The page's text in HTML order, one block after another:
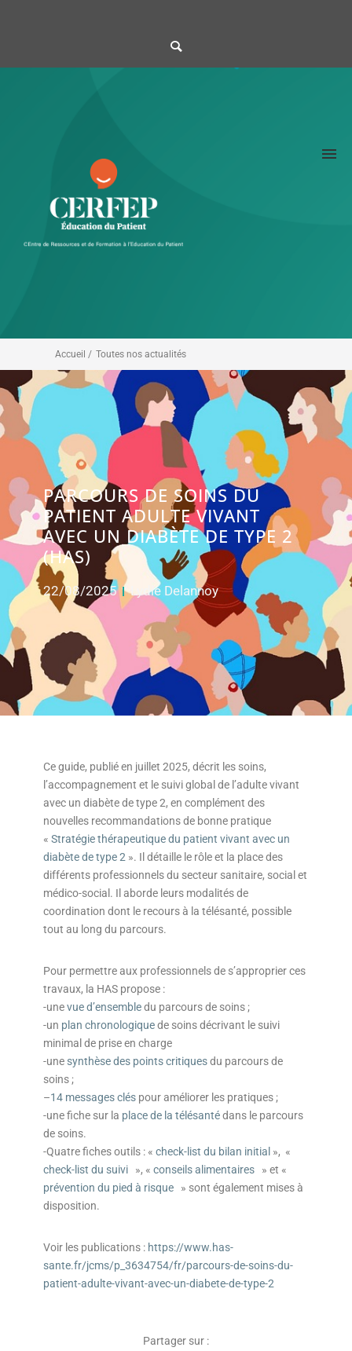
Accueil / Toutes nos actualités
PARCOURS DE SOINS DU
PATIENT ADULTE VIVANT
AVEC UN DIABÈTE DE TYPE 2
(HAS)
22/08/2025 Lydie Delannoy
Ce guide, publié en juillet 2025, décrit les soins,
l’accompagnement et le suivi global de l’adulte vivant
avec un diabète de type 2, en complément des
nouvelles recommandations de bonne pratique
« Stratégie thérapeutique du patient vivant avec un
diabète de type 2 ». Il détaille le rôle et la place des
différents professionnels du secteur sanitaire, social et
médico-social. Il aborde leurs modalités de
coordination dont le recours à la télésanté, possible
tout au long du parcours.
Pour permettre aux professionnels de s’approprier ces
travaux, la HAS propose :
-unevue d’ensembledu parcours de soins ;
-un plan chronologiquede soins décrivant le suivi
minimal de prise en charge
-une synthèse des points critiquesdu parcours de
soins ;
–14 messages cléspour améliorer les pratiques ;
-une fiche sur la place de la télésantédans le parcours
de soins.
-Quatre fiches outils : « check-list du bilan initial », «
check-list du suivi
», « conseils alimentaires
» et «
prévention du pied à risque
» sont également mises à
disposition.
Voir les publications : https://www.has-
sante.fr/jcms/p_3634754/fr/parcours-de-soins-du-
patient-adulte-vivant-avec-un-diabete-de-type-2
Partager sur :